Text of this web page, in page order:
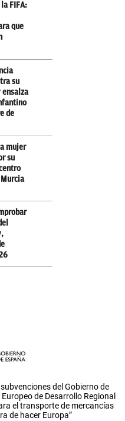
FIFA:
que
su
ensalza
de
mujer
su
del Gobierno de
de Desarrollo Regional
el transporte de mercancías
de hacer Europa”